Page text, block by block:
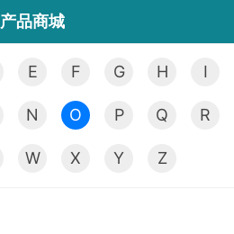
产品商城
E F G H I
N O P Q R
W X Y Z